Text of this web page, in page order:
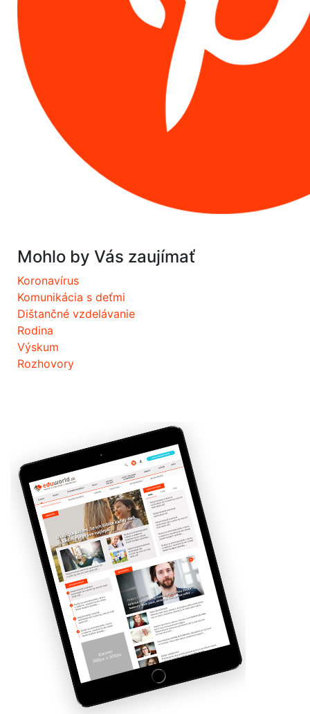
Mohlo by Vás zaujímať
Koronavírus
Komunikácia s deťmi
Dištančné vzdelávanie
Rodina
Výskum
Rozhovory